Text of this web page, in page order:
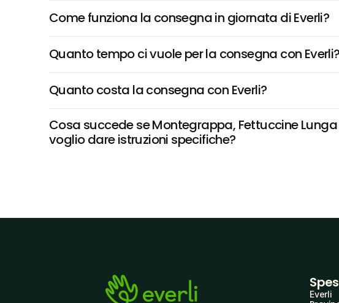
Come funziona la consegna in giornata di Everli?
Quanto tempo ci vuole per la consegna con Everli?
Quanto costa la consegna con Everli?
Cosa succede se Montegrappa, Fettuccine Lunga
voglio dare istruzioni specifiche?
Everli